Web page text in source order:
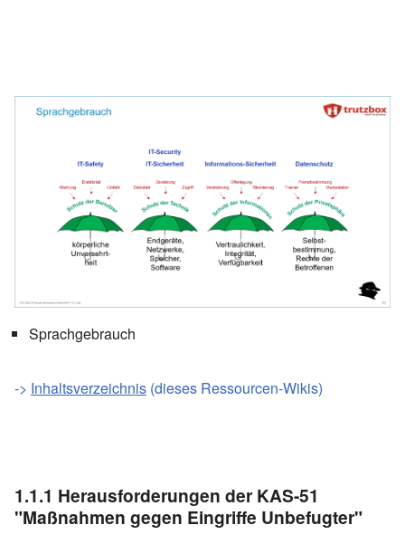
Sprachgebrauch
-> Inhaltsverzeichnis (dieses Ressourcen-Wikis)
1.1.1 Herausforderungen der KAS-51
"Maßnahmen gegen Eingriffe Unbefugter"